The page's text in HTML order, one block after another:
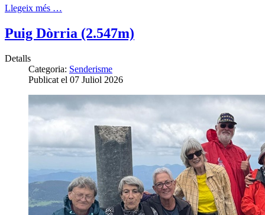
Llegeix més …
Puig Dòrria (2.547m)
Detalls
Categoria: Senderisme
Publicat el 07 Juliol 2026